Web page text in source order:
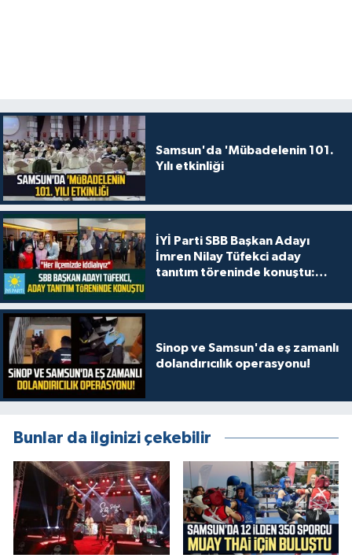
Samsun'da 'Mübadelenin 101.
Yılı etkinliği
İYİ Parti SBB Başkan Adayı
İmren Nilay Tüfekci aday
tanıtım töreninde konuştu:
Sinop ve Samsun'da eş zamanlı
dolandırıcılık operasyonu!
Bunlar da ilginizi çekebilir